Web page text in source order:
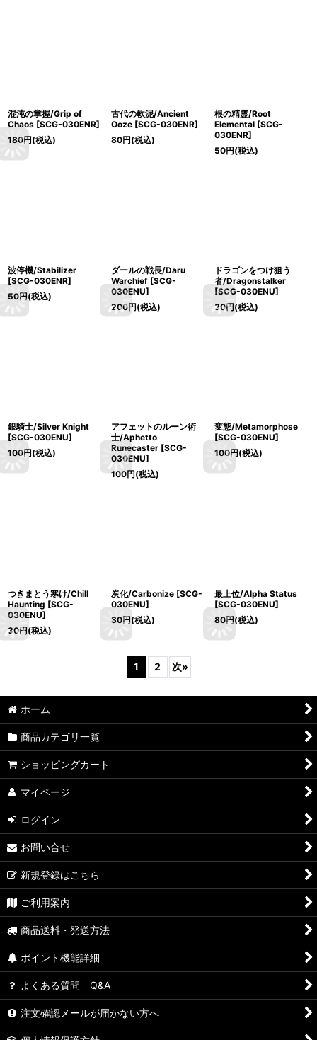
混沌の掌握/Grip of
Chaos [SCG-030ENR]
180円(税込)
古代の軟泥/Ancient
Ooze [SCG-030ENR]
80円(税込)
根の精霊/Root
Elemental [SCG-
030ENR]
50円(税込)
波停機/Stabilizer
[SCG-030ENR]
50円(税込)
ダールの戦長/Daru
Warchief [SCG-
030ENU]
200円(税込)
ドラゴンをつけ狙う
者/Dragonstalker
[SCG-030ENU]
30円(税込)
銀騎士/Silver Knight
[SCG-030ENU]
100円(税込)
アフェットのルーン術
士/Aphetto
Runecaster [SCG-
030ENU]
100円(税込)
変態/Metamorphose
[SCG-030ENU]
100円(税込)
つきまとう寒け/Chill
Haunting [SCG-
030ENU]
30円(税込)
炭化/Carbonize [SCG-
030ENU]
30円(税込)
最上位/Alpha Status
[SCG-030ENU]
80円(税込)
1 2 次»
ホーム
商品カテゴリ一覧
ショッピングカート
マイページ
ログイン
お問い合せ
新規登録はこちら
ご利用案内
商品送料・発送方法
ポイント機能詳細
よくある質問 Q&A
注文確認メールが届かない方へ